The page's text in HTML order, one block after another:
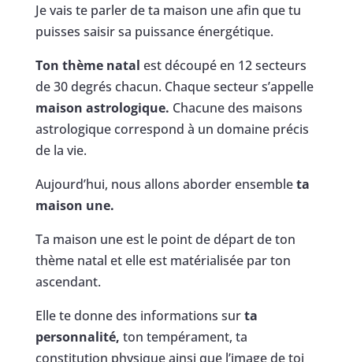
Je vais te parler de ta maison une afin que tu
puisses saisir sa puissance énergétique.
Ton thème natal est découpé en 12 secteurs
de 30 degrés chacun. Chaque secteur s’appelle
maison astrologique. Chacune des maisons
astrologique correspond à un domaine précis
de la vie.
Aujourd’hui, nous allons aborder ensembleta
maison une.
Ta maison une est le point de départ de ton
thème natal et elle est matérialisée par ton
ascendant.
Elle te donne des informations surta
personnalité, ton tempérament, ta
constitution physique ainsi que l’image de toi